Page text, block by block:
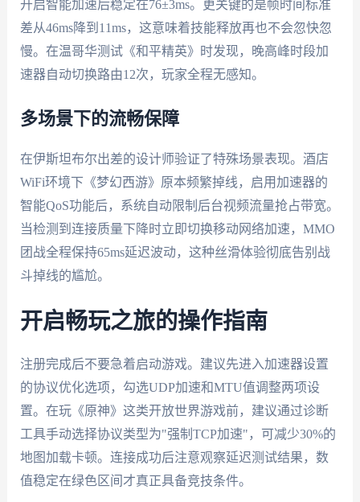
开启智能加速后稳定在76±3ms。更关键的是帧时间标准
差从46ms降到11ms，这意味着技能释放再也不会忽快忽
慢。在温哥华测试《和平精英》时发现，晚高峰时段加
速器自动切换路由12次，玩家全程无感知。
多场景下的流畅保障
在伊斯坦布尔出差的设计师验证了特殊场景表现。酒店
WiFi环境下《梦幻西游》原本频繁掉线，启用加速器的
智能QoS功能后，系统自动限制后台视频流量抢占带宽。
当检测到连接质量下降时立即切换移动网络加速，MMO
团战全程保持65ms延迟波动，这种丝滑体验彻底告别战
斗掉线的尴尬。
开启畅玩之旅的操作指南
注册完成后不要急着启动游戏。建议先进入加速器设置
的协议优化选项，勾选UDP加速和MTU值调整两项设
置。在玩《原神》这类开放世界游戏前，建议通过诊断
工具手动选择协议类型为"强制TCP加速"，可减少30%的
地图加载卡顿。连接成功后注意观察延迟测试结果，数
值稳定在绿色区间才真正具备竞技条件。